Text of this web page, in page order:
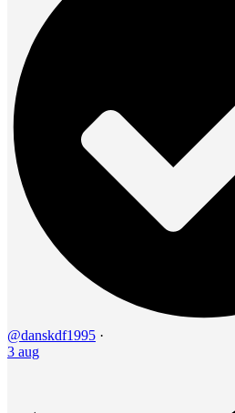
@danskdf1995 ·
3 aug